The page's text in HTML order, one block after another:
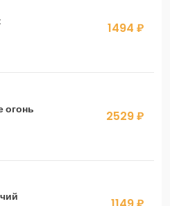
1494 ₽
огонь
2529 ₽